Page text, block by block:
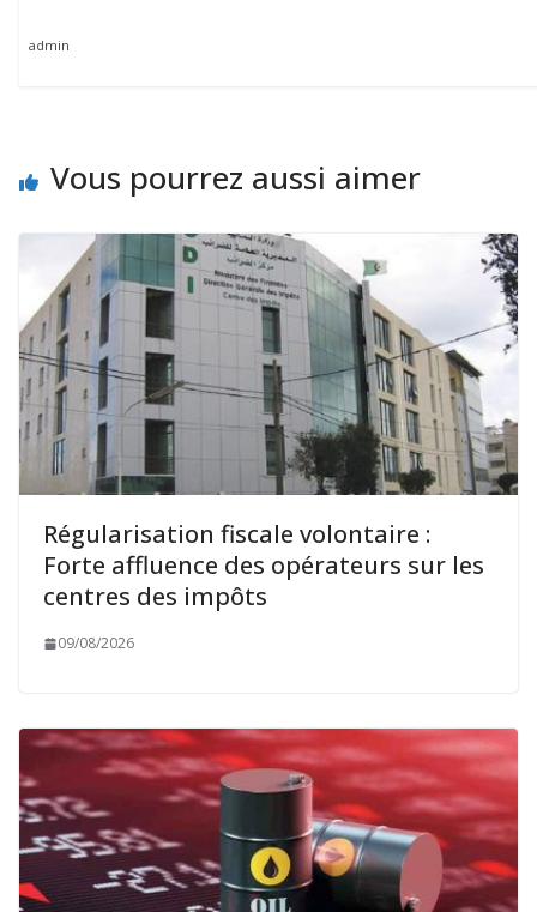
admin
Vous pourrez aussi aimer
Régularisation fiscale volontaire :
Forte affluence des opérateurs sur les
centres des impôts
09/08/2026